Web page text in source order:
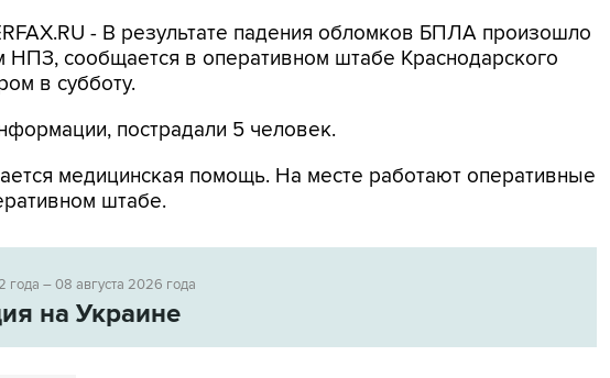
- В результате падения обломков БПЛА произошло
НПЗ, сообщается в оперативном штабе Краснодарского
в субботу.
пострадали 5 человек.
медицинская помощь. На месте работают оперативные
штабе.
– 08 августа 2026 года
на Украине